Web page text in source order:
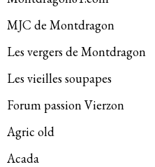
MJC de Montdragon
Les vergers de Montdragon
Les vieilles soupapes
Forum passion Vierzon
Agric old
Acada